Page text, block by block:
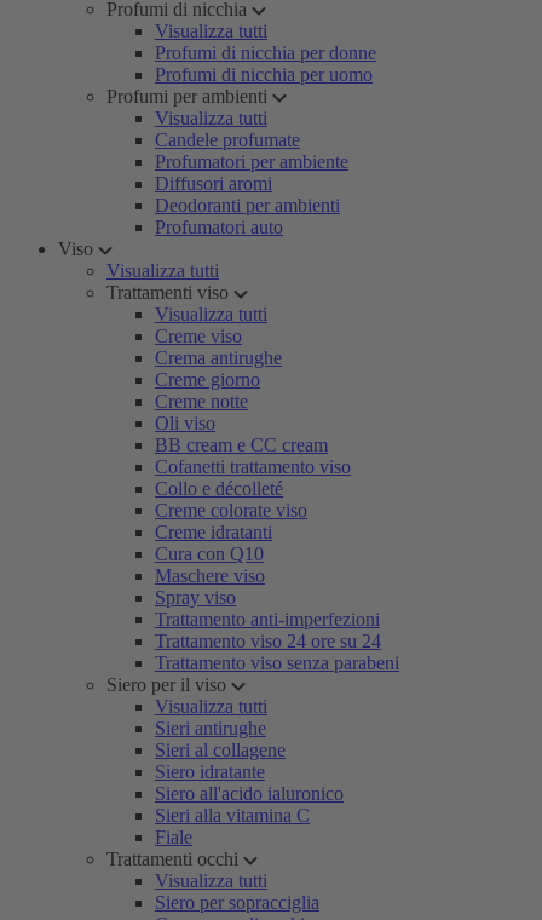
Profumi di nicchia
Visualizza tutti
Profumi di nicchia per donne
Profumi di nicchia per uomo
Profumi per ambienti
Visualizza tutti
Candele profumate
Profumatori per ambiente
Diffusori aromi
Deodoranti per ambienti
Profumatori auto
Viso
Visualizza tutti
Trattamenti viso
Visualizza tutti
Creme viso
Crema antirughe
Creme giorno
Creme notte
Oli viso
BB cream e CC cream
Cofanetti trattamento viso
Collo e décolleté
Creme colorate viso
Creme idratanti
Cura con Q10
Maschere viso
Spray viso
Trattamento anti-imperfezioni
Trattamento viso 24 ore su 24
Trattamento viso senza parabeni
Siero per il viso
Visualizza tutti
Sieri antirughe
Sieri al collagene
Siero idratante
Siero all'acido ialuronico
Sieri alla vitamina C
Fiale
Trattamenti occhi
Visualizza tutti
Siero per sopracciglia